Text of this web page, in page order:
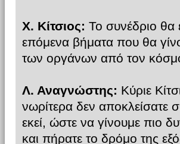
Χ. Κίτσιος: Το συνέδριο θα
επόμενα βήματα που θα
των οργάνων από τον
Λ. Αναγνώστης: Κύριε
νωρίτερα δεν αποκλείσατε
εκεί, ώστε να γίνουμε πιο
και πήρατε το δρόμο της